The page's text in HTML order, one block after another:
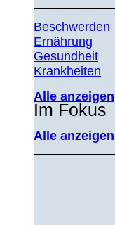
Beschwerden
Ernährung
Gesundheit
Krankheiten
Alle anzeigen
Im Fokus
Alle anzeigen